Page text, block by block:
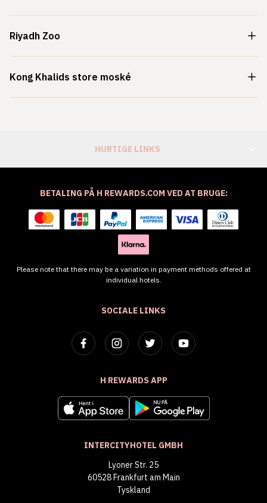
Riyadh Zoo
Kong Khalids store moské
HURTIGE LINKS
SOCIALE LINKS
H REWARDS APP
INTERCITYHOTEL GMBH
Lyoner Str. 25
60528 Frankfurt am Main
Tyskland
BETALING PÅ H REWARDS.COM VED AT BRUGE:
Please note that there may be a variation in payment methods offered at
individual hotels.